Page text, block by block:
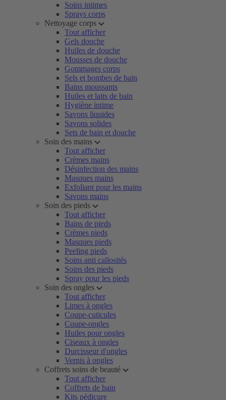
Soins intimes
Sprays corps
Nettoyage corps
Tout afficher
Gels douche
Huiles de douche
Mousses de douche
Gommages corps
Sels et bombes de bain
Bains moussants
Huiles et laits de bain
Hygiène intime
Savons liquides
Savons solides
Sets de bain et douche
Soin des mains
Tout afficher
Crèmes mains
Désinfection des mains
Masques mains
Exfoliant pour les mains
Savons mains
Soin des pieds
Tout afficher
Bains de pieds
Crèmes pieds
Masques pieds
Peeling pieds
Soins anti callosités
Soins des pieds
Spray pour les pieds
Soin des ongles
Tout afficher
Limes à ongles
Coupe-cuticules
Coupe-ongles
Huiles pour ongles
Ciseaux à ongles
Durcisseur d'ongles
Vernis à ongles
Coffrets soins de beauté
Tout afficher
Coffrets de bain
Kits pédicure